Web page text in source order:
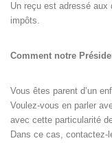
Un reçu est adressé aux
impôts.
Comment notre
Vous êtes parent d’un
Voulez-vous en parler
avec cette particularité
Dans ce cas, contactez-